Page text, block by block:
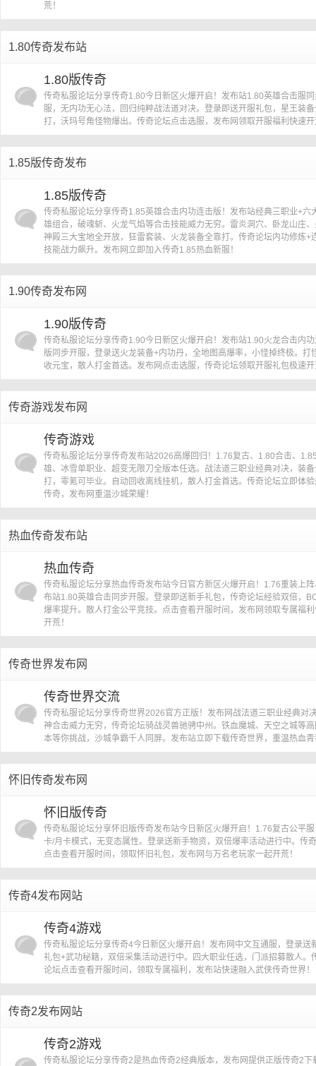
荒！
1.80传奇发布站
1.80版传奇
传奇私服论坛分享传奇1.80今日新区火爆开启！发布站1.80英雄合击服
服，无内功无心法，回归纯粹战法道对决。登录即送开服礼包，星王装
打，沃玛号角怪物爆出。传奇论坛点击选服，发布网领取开服福利快速
1.85版传奇发布
1.85版传奇
传奇私服论坛分享传奇1.85英雄合击内功连击版！发布站经典三职业+六
雄组合，破魂斩、火龙气焰等合击技能威力无穷。雷炎洞穴、卧龙山庄
神殿三大宝地全开放，狂雷套装、火龙装备全靠打。传奇论坛内功修炼+
技能战力飙升。发布网立即加入传奇1.85热血新服！
1.90传奇发布网
1.90版传奇
传奇私服论坛分享传奇1.90今日新区火爆开启！发布站1.90火龙合击内
版同步开服，登录送火龙装备+内功丹，全地图高爆率，小怪掉终极。打
收元宝，散人打金首选。发布网点击选服，传奇论坛领取开服礼包极速
传奇游戏发布网
传奇游戏
传奇私服论坛分享传奇发布站2026高爆回归！1.76复古、1.80合击、
雄、冰雪单职业、超变无限刀全版本任选。战法道三职业经典对决，装
打，零氪可毕业。自动回收离线挂机，散人打金首选。传奇论坛立即体
传奇，发布网重温沙城荣耀！
热血传奇发布站
热血传奇
传奇私服论坛分享热血传奇发布站今日官方新区火爆开启！1.76重装上
布站1.80英雄合击同步开服。登录即送新手礼包，传奇论坛经验双倍，
爆率提升。散人打金公平竞技。点击查看开服时间，发布网领取专属福
开荒！
传奇世界发布网
传奇世界交流
传奇私服论坛分享传奇世界2026官方正版！发布网战法道三职业经典对
神合击威力无穷，传奇论坛骑战灵兽驰骋中州。铁血魔城、天空之城等
本等你挑战，沙城争霸千人同屏。发布站立即下载传奇世界，重温热血
怀旧传奇发布网
怀旧版传奇
传奇私服论坛分享怀旧版传奇发布站今日新区火爆开启！1.76复古公平
卡/月卡模式，无变态属性。登录送新手物资，双倍爆率活动进行中。传
点击查看开服时间，领取怀旧礼包，发布网与万名老玩家一起开荒！
传奇4发布网站
传奇4游戏
传奇私服论坛分享传奇4今日新区火爆开启！发布网中文互通服，登录送
礼包+武功秘籍，双倍采集活动进行中。四大职业任选，门派招募散人。
论坛点击查看开服时间，领取专属福利，发布站快速融入武侠传奇世界！
传奇2发布网站
传奇2游戏
传奇私服论坛分享传奇2是热血传奇2经典版本，发布网提供正版传奇2下